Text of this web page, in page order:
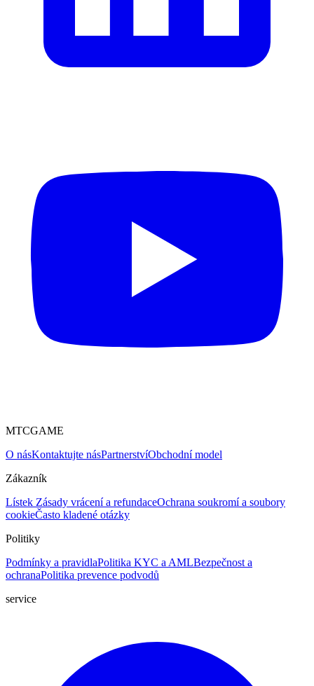
MTCGAME
O násKontaktujte násPartnerstvíObchodní model
Zákazník
Lístek Zásady vrácení a refundaceOchrana soukromí a soubory
cookieČasto kladené otázky
Politiky
Podmínky a pravidlaPolitika KYC a AMLBezpečnost a
ochranaPolitika prevence podvodů
service